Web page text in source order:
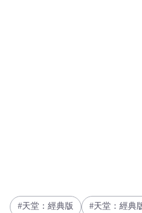
天堂：經典版 天堂：經典